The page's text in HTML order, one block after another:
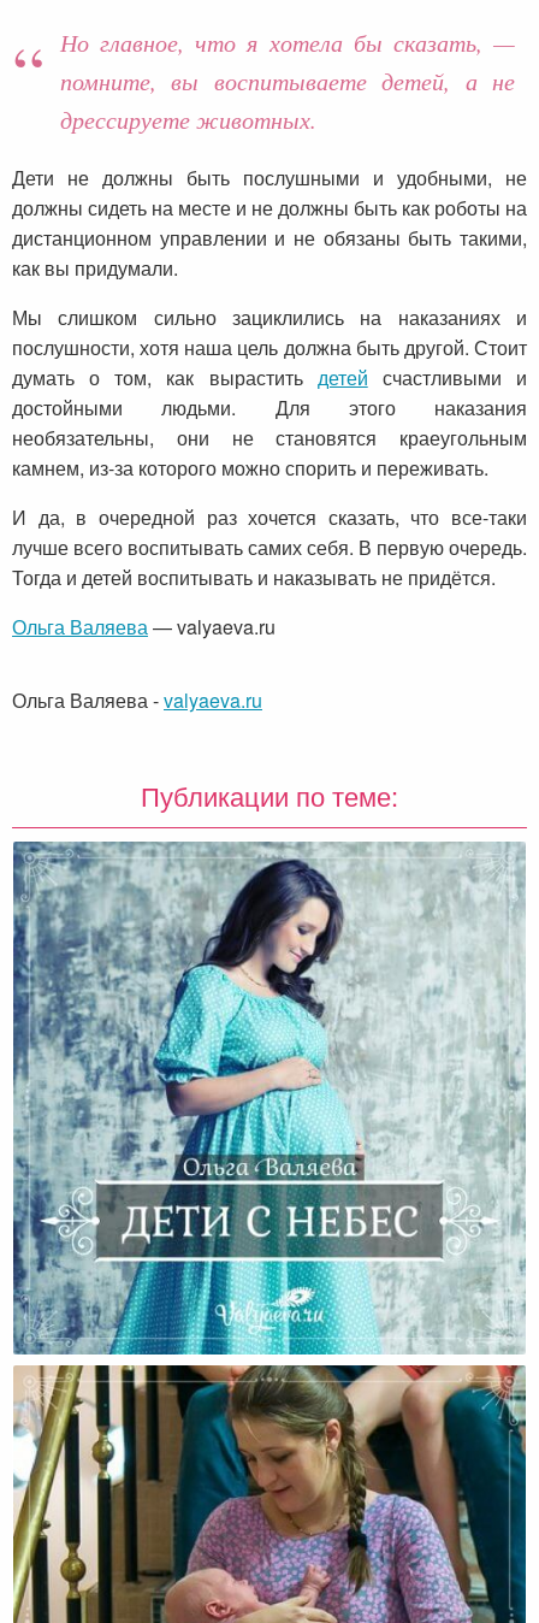
Но главное, что я хотела бы сказать, —
помните, вы воспитываете детей, а не
дрессируете животных.
Дети не должны быть послушными и удобными, не
должны сидеть на месте и не должны быть как роботы на
дистанционном управлении и не обязаны быть такими,
как вы придумали.
Мы слишком сильно зациклились на наказаниях и
послушности, хотя наша цель должна быть другой. Стоит
думать о том, как вырастить детей счастливыми и
достойными людьми. Для этого наказания
необязательны, они не становятся краеугольным
камнем, из-за которого можно спорить и переживать.
И да, в очередной раз хочется сказать, что все-таки
лучше всего воспитывать самих себя. В первую очередь.
Тогда и детей воспитывать и наказывать не придётся.
Ольга Валяева— valyaeva.ru
Ольга Валяева-valyaeva.ru
Публикации по теме:
Дети С Небес